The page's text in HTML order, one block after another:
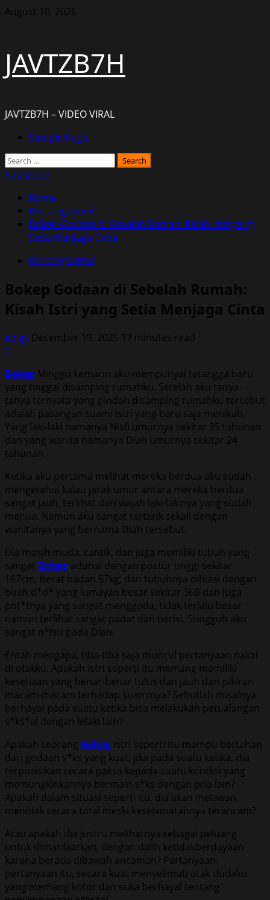
Skip
August 10, 2026
JAVTZB7H
JAVTZB7H – VIDEO VIRAL
PrimarySample Page
Search
for:
Subscribe
Home
Uncategorized
Bokep Godaan di Sebelah Rumah: Kisah Istri yang
Setia Menjaga Cinta
Uncategorized
Bokep Godaan di Sebelah Rumah:
Kisah Istri yang Setia Menjaga Cinta
abjgs December 19, 2025 17 minutes read
0
Bokep Minggu kemarin aku mempunyai tetangga baru
yang tinggal disamping rumahku. Setelah aku tanya-
tanya ternyata yang pindah disamping rumahku tersebut
adalah pasangan suami istri yang baru saja menikah.
Yang laki-laki namanya Nisfi umurnya sekitar 35 tahunan
dan yang wanita namanya Diah umurnya sekitar 24
tahunan.
Ketika aku pertama melihat mereka berdua aku sudah
mengetahui kalau jarak umur antara mereka berdua
sangat jauh, terlihat dari wajah laki-lakinya yang sudah
menua. Namun aku sangat tertarik sekali dengan
wanitanya yang bernama Diah tersebut.
Dia masih muda, cantik, dan juga memiliki tubuh yang
sangat Bokep aduhai dengan postur tinggi sekitar
167cm, berat badan 57kg, dan tubuhnya dihiasi dengan
buah d*d* yang lumayan besar sekitar 36B dan juga
pnt*tnya yang sangat menggoda, tidak terlalu besar
namun terlihat sangat padat dan berisi. Sungguh aku
sangat n*fsu pada Diah.
Entah mengapa, tiba-tiba saja muncul pertanyaan nakal
di otakku. Apakah Istri seperti itu memang memiliki
kesetiaan yang benar-benar tulus dan jauh dari pikiran
macam-macam terhadap suaminya? Sebutlah misalnya
berhayal pada suatu ketika bisa melakukan petualangan
s*ks*al dengan lelaki lain?
Apakah seorang Bokep istri seperti itu mampu bertahan
dari godaan s*ks yang kuat, jika pada suatu ketika, dia
terposisikan secara paksa kepada suatu kondisi yang
memungkinkannya bermain s*ks dengan pria lain?
Apakah dalam situasi seperti itu, dia akan melawan,
menolak secara total meski keselamatannya terancam?
Atau apakah dia justru melihatnya sebagai peluang
untuk dimanfaatkan, dengan dalih ketidakberdayaan
karena berada dibawah ancaman? Pertanyaan-
pertanyaan itu, secara kuat menyelimuti otak dudaku
yang memang kotor dan suka berhayal tentang